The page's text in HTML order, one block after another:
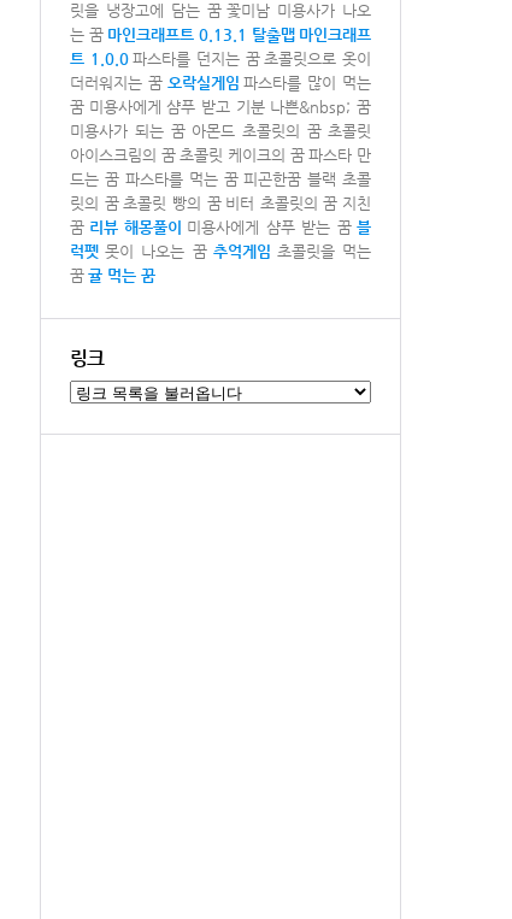
릿을 냉장고에 담는 꿈 꽃미남 미용사가 나오
는 꿈 마인크래프트 0.13.1 탈출맵 마인크래프
트 1.0.0 파스타를 던지는 꿈 초콜릿으로 옷이
더러워지는 꿈 오락실게임 파스타를 많이 먹는
꿈 미용사에게 샴푸 받고 기분 나쁜&nbsp; 꿈
미용사가 되는 꿈 아몬드 초콜릿의 꿈 초콜릿
아이스크림의 꿈 초콜릿 케이크의 꿈 파스타 만
드는 꿈 파스타를 먹는 꿈 피곤한꿈 블랙 초콜
릿의 꿈 초콜릿 빵의 꿈 비터 초콜릿의 꿈 지친
꿈 리뷰 해몽풀이 미용사에게 샴푸 받는 꿈 블
럭펫 못이 나오는 꿈 추억게임 초콜릿을 먹는
꿈 귤 먹는 꿈
링크